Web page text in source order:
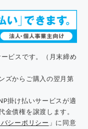
ビスです。（月末締め
ズからご購入の翌月第
掛け払いサービスが適
金債権を譲渡します。
シーポリシー 」に同意